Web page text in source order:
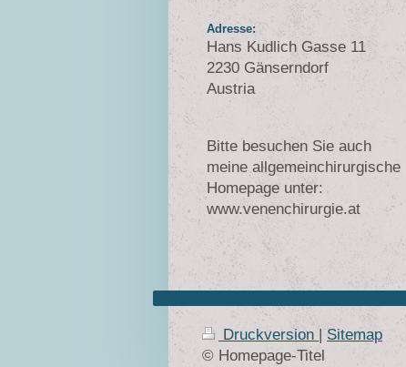
Adresse:
Hans Kudlich Gasse 11
2230 Gänserndorf
Austria
Bitte besuchen Sie auch
meine allgemeinchirurgische
Homepage unter:
www.venenchirurgie.at
Druckversion | Sitemap
© Homepage-Titel